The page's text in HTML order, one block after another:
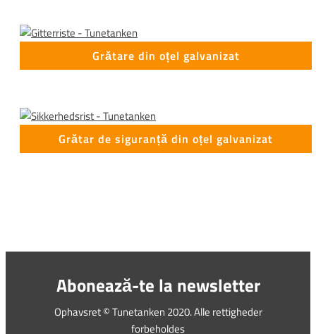
Grătare din oțel galvanizat
Grătar de siguranță din oțel galvanizat
Abonează-te la newsletter
Ophavsret © Tunetanken 2020. Alle rettigheder
forbeholdes